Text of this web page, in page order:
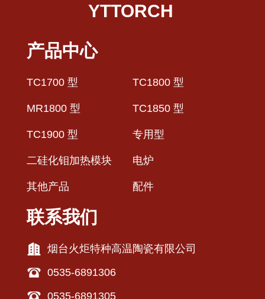
YTTORCH
产品中心
TC1700 型 TC1800 型
MR1800 型 TC1850 型
TC1900 型 专用型
二硅化钼加热模块 电炉
其他产品 配件
联系我们
烟台火炬特种高温陶瓷有限公司
0535-6891306
0535-6891305